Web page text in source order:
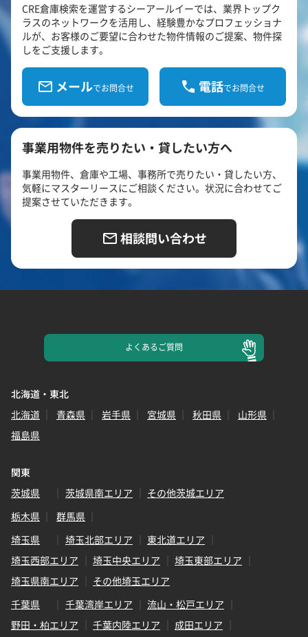
CRE倉庫検索を運営するシーアールイーでは、業界トップク
ラスのネットワークを活用し、経験豊かなプロフェッショナ
ルが、お客様のご要望に合わせた物件情報のご提案、物件探
しをご支援します。
メールでお問合せ 電話でお問合せ
事業用物件を売りたい・貸したい方へ
事業用物件、倉庫や工場、事務所で売りたい・貸したい方、
気軽にマスターリースにご相談ください。状況に合わせてご
提案させていただきます。
相談問い合わせ
よくあるご質問
北海道・東北
北海道
青森県 岩手県 宮城県 秋田県
山形県
福島県
関東
茨城県
茨城県南エリア
その他茨城エリア
栃木県
群馬県
埼玉県
埼玉北部エリア
東北道エリア
埼玉西部エリア
埼玉中央エリア
埼玉東部エリア
埼玉県南エリア
その他埼玉エリア
千葉県
千葉湾岸エリア
流山・松戸エリア
野田・柏エリア
千葉内陸エリア
成田エリア